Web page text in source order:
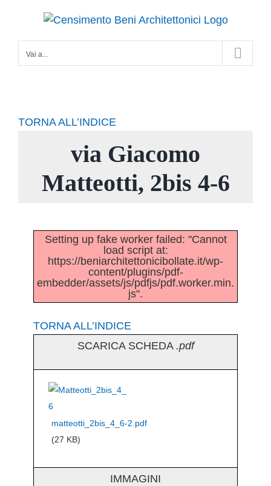
contenuto
Vai a...
TORNA ALL’INDICE
via Giacomo
Matteotti, 2bis 4-6
Setting up fake worker failed: "Cannot
load script at:
https://beniarchitettonicibollate.it/wp-
content/plugins/pdf-
embedder/assets/js/pdfjs/pdf.worker.min.
js".
TORNA ALL’INDICE
SCARICA SCHEDA .pdf
matteotti_2bis_4_6-2.pdf
(27 KB)
IMMAGINI